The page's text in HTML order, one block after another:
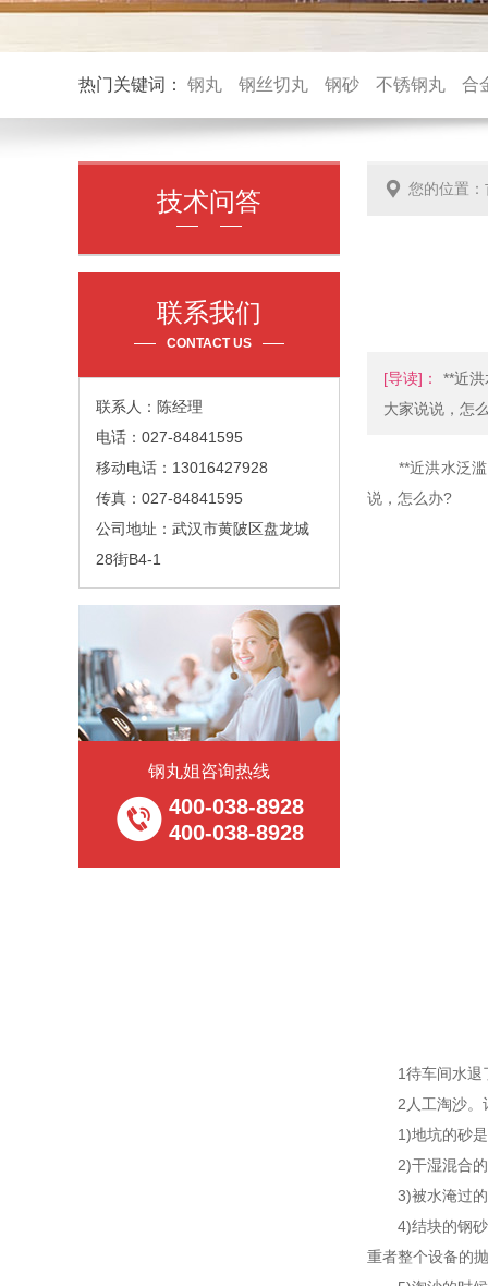
热门关键词： 钢丸 钢丝切丸 钢砂 不锈钢丸 合
您的位置：
[导读]：
**近
大家说说，怎
**近洪水泛滥
说，怎么办?
1待车间水退了
2人工淘沙。记
1)地坑的砂是
2)干湿混合的
3)被水淹过的
4)结块的钢砂
重者整个设备的
技术问答
联系我们
CONTACT US
联系人：陈经理
电话：027-84841595
移动电话：13016427928
传真：027-84841595
公司地址：武汉市黄陂区盘龙城
28街B4-1
钢丸姐咨询热线
400-038-8928
400-038-8928